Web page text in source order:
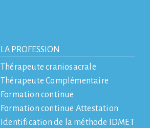
LA PROFESSION
Thérapeute craniosacrale
Thérapeute Complémentaire
Formation continue
Formation continue Attestation
Identification de la méthode IDMET